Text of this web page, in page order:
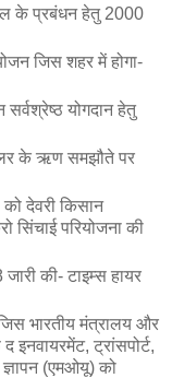
के प्रबंधन हेतु 2000
जिस शहर में होगा-
योगदान हेतु
के ऋण समझौते पर
देवरी किसान
सिंचाई परियोजना की
की- टाइम्स हायर
भारतीय मंत्रालय और
ट्रांसपोर्ट,
(एमओयू) को